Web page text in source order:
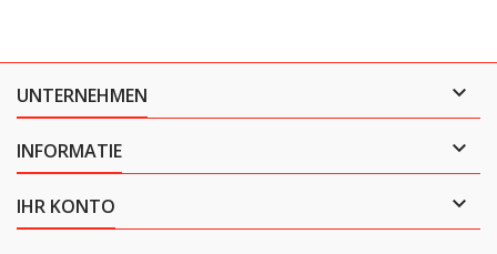
UNTERNEHMEN 
INFORMATIE 
IHR KONTO 